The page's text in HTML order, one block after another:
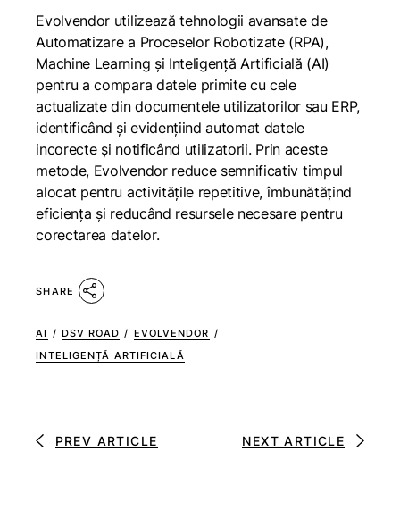
Evolvendor utilizează tehnologii avansate de
Automatizare a Proceselor Robotizate (RPA),
Machine Learning și Inteligență Artificială (AI)
pentru a compara datele primite cu cele
actualizate din documentele utilizatorilor sau ERP,
identificând și evidențiind automat datele
incorecte și notificând utilizatorii. Prin aceste
metode, Evolvendor reduce semnificativ timpul
alocat pentru activitățile repetitive, îmbunătățind
eficiența și reducând resursele necesare pentru
corectarea datelor.
SHARE
AI / DSV ROAD / EVOLVENDOR /
INTELIGENȚĂ ARTIFICIALĂ
PREV ARTICLE NEXT ARTICLE